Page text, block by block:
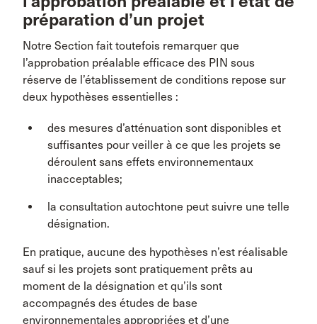
préparation d’un projet
Notre Section fait toutefois remarquer que
l’approbation préalable efficace des PIN sous
réserve de l’établissement de conditions repose sur
deux hypothèses essentielles :
des mesures d’atténuation sont disponibles et
suffisantes pour veiller à ce que les projets se
déroulent sans effets environnementaux
inacceptables;
la consultation autochtone peut suivre une telle
désignation.
En pratique, aucune des hypothèses n’est réalisable
sauf si les projets sont pratiquement prêts au
moment de la désignation et qu’ils sont
accompagnés des études de base
environnementales appropriées et d’une